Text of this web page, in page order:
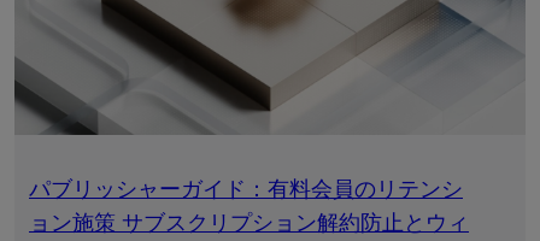
パブリッシャーガイド：有料会員のリテンシ
ョン施策 サブスクリプション解約防止とウィ